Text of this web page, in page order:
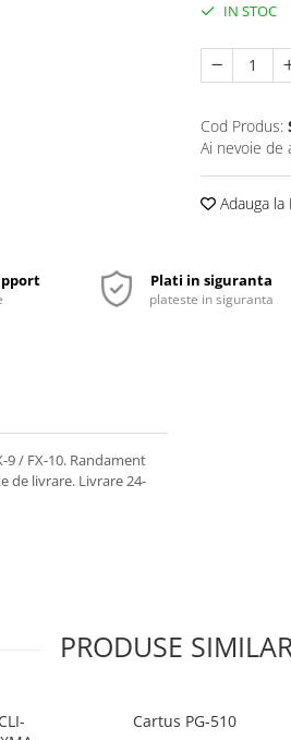
IN STOC
Cod Produs:
Ai nevoie de
Adauga la
Plati in siguranta
plateste in siguranta
/ FX-10. Randament
de livrare. Livrare 24-
PRODUSE
Cartus PG-510